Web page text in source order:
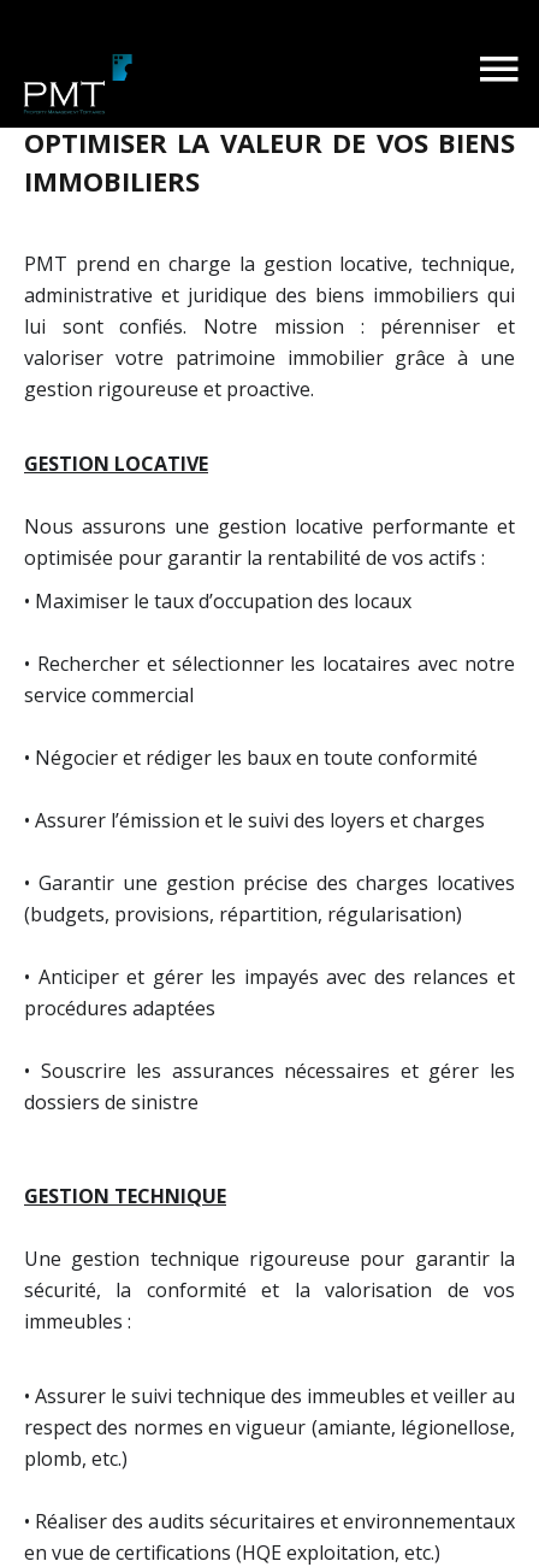
UNE GESTION ACTIVE POUR
OPTIMISER LA VALEUR DE VOS BIENS
IMMOBILIERS
PMT prend en charge la gestion locative, technique,
administrative et juridique des biens immobiliers qui
lui sont confiés. Notre mission : pérenniser et
valoriser votre patrimoine immobilier grâce à une
gestion rigoureuse et proactive.
GESTION LOCATIVE
Nous assurons une gestion locative performante et
optimisée pour garantir la rentabilité de vos actifs :
• Maximiser le taux d’occupation des locaux
• Rechercher et sélectionner les locataires avec notre
service commercial
• Négocier et rédiger les baux en toute conformité
• Assurer l’émission et le suivi des loyers et charges
• Garantir une gestion précise des charges locatives
(budgets, provisions, répartition, régularisation)
• Anticiper et gérer les impayés avec des relances et
procédures adaptées
• Souscrire les assurances nécessaires et gérer les
dossiers de sinistre
GESTION TECHNIQUE
Une gestion technique rigoureuse pour garantir la
sécurité, la conformité et la valorisation de vos
immeubles :
• Assurer le suivi technique des immeubles et veiller au
respect des normes en vigueur (amiante, légionellose,
plomb, etc.)
• Réaliser des audits sécuritaires et environnementaux
en vue de certifications (HQE exploitation, etc.)